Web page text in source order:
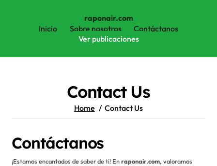
raponair.com
Inicio
Sobre nosotros
Contáctanos
Ver publicaciones
Contact Us
Home Contact Us
Contáctanos
¡Estamos encantados de saber de ti! Enraponair.com, valoramos